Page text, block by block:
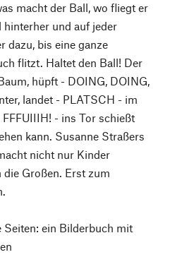
macht der Ball, wo fliegt er
hinterher und auf jeder
dazu, bis eine ganze
flitzt. Haltet den Ball! Der
hüpft - DOING, DOING,
landet - PLATSCH - im
- ins Tor schießt
kann. Susanne Straßers
nicht nur Kinder
die Großen. Erst zum
Seiten: ein Bilderbuch mit